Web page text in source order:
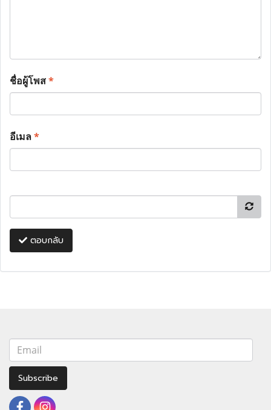
ชื่อผู้โพส*
อีเมล*
ตอบกลับ
Subscribe